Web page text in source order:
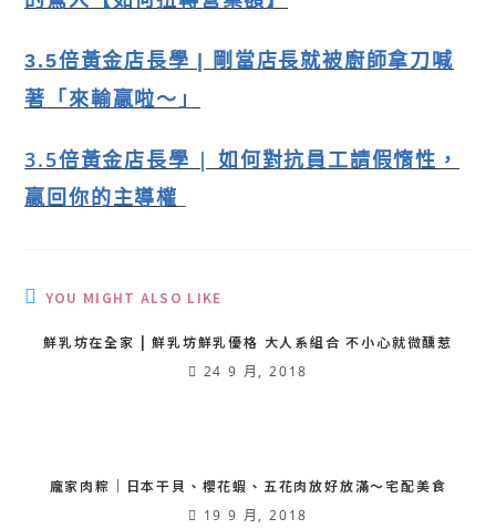
3.5倍黃金店長學 | 剛當店長就被廚師拿刀喊
著「來輸贏啦～」
3.5倍黃金店長學 | 如何對抗員工請假惰性，
贏回你的主導權
YOU MIGHT ALSO LIKE
鮮乳坊在全家 | 鮮乳坊鮮乳優格 大人系組合 不小心就微醺惹
24 9 月, 2018
龐家肉粽｜日本干貝、櫻花蝦、五花肉放好放滿〜宅配美食
19 9 月, 2018